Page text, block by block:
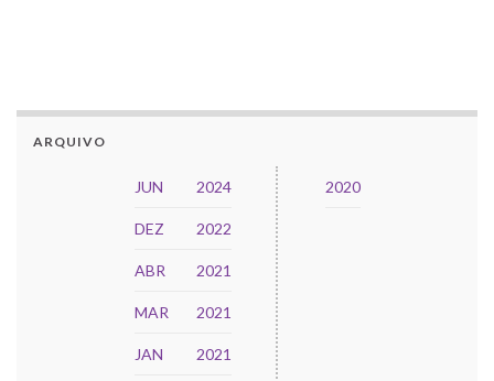
ARQUIVO
JUN 2024
DEZ 2022
ABR 2021
MAR 2021
JAN 2021
2020